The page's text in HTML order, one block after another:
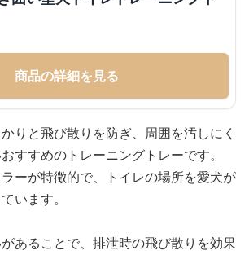
商品の詳細を見る
りと飛び散りを防ぎ、周囲を汚しにく
すすめのトレーニングトレーです。
ーが特徴的で、トイレの場所を愛犬が
います。
あることで、排泄時の飛び散りを効果